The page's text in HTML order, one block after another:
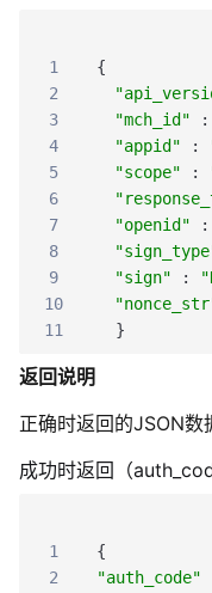
1
{
2
3
"mch_id" :
4
"appid" :
5
"scope" :
6
7
"openid" :
8
9
"sign" :
10
11
}
返回说明
正确时返回的JSON数
成功时返回（
1
{
2
"auth_code"